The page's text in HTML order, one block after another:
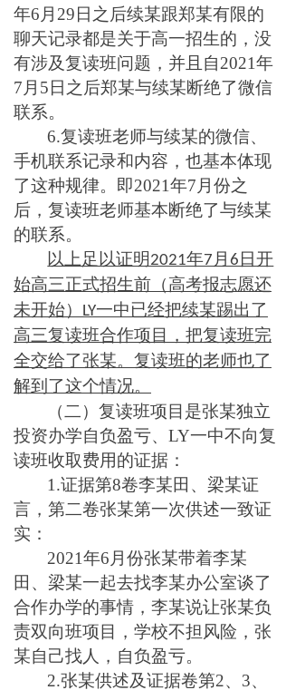
年6月29日之后续某跟郑某有限的
聊天记录都是关于高一招生的，没
有涉及复读班问题，并且自2021年
7月5日之后郑某与续某断绝了微信
联系。
6.复读班老师与续某的微信、
手机联系记录和内容，也基本体现
了这种规律。即2021年7月份之
后，复读班老师基本断绝了与续某
的联系。
以上足以证明2021年7月6日开
始高三正式招生前（高考报志愿还
未开始）LY一中已经把续某踢出了
高三复读班合作项目，把复读班完
全交给了张某。复读班的老师也了
解到了这个情况。
（二）复读班项目是张某独立
投资办学自负盈亏、LY一中不向复
读班收取费用的证据：
1.证据第8卷李某田、梁某证
言，第二卷张某第一次供述一致证
实：
2021年6月份张某带着李某
田、梁某一起去找李某办公室谈了
合作办学的事情，李某说让张某负
责双向班项目，学校不担风险，张
某自己找人，自负盈亏。
2.张某供述及证据卷第2、3、